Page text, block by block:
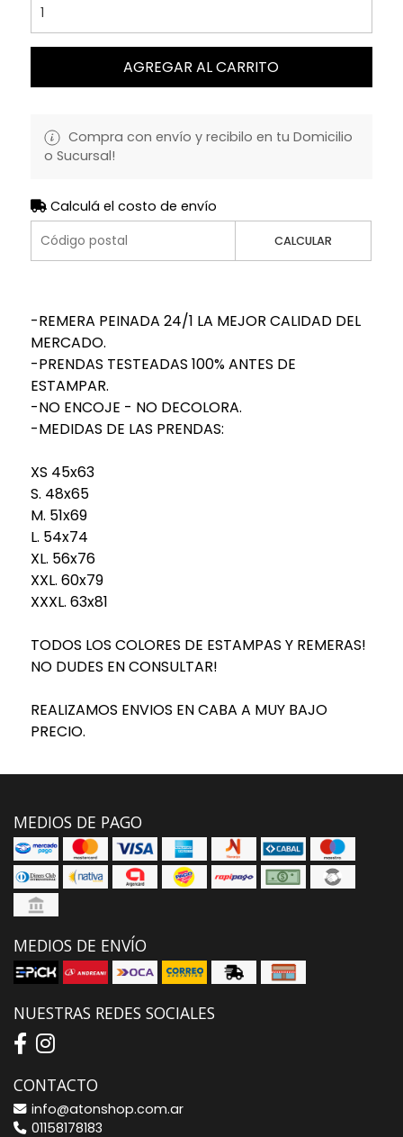
AGREGAR AL CARRITO
Compra con envío y recibilo en tu Domicilio
o Sucursal!
Calculá el costo de envío
CALCULAR
-REMERA PEINADA 24/1 LA MEJOR CALIDAD DEL
MERCADO.
-PRENDAS TESTEADAS 100% ANTES DE
ESTAMPAR.
-NO ENCOJE - NO DECOLORA.
-MEDIDAS DE LAS PRENDAS:
XS 45x63
S. 48x65
M. 51x69
L. 54x74
XL. 56x76
XXL. 60x79
XXXL. 63x81
TODOS LOS COLORES DE ESTAMPAS Y REMERAS!
NO DUDES EN CONSULTAR!
REALIZAMOS ENVIOS EN CABA A MUY BAJO
PRECIO.
MEDIOS DE PAGO
MEDIOS DE ENVÍO
NUESTRAS REDES SOCIALES
CONTACTO
info@atonshop.com.ar
01158178183